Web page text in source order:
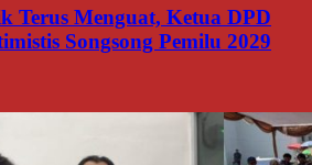
Terus Menguat, Ketua DPD
Songsong Pemilu 2029